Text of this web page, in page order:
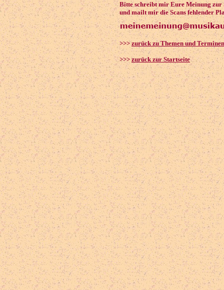
Bitte schreibt mir Eure Meinung zur
und mailt mir die Scans fehlender
>>>zurück zu Themen und Terminen
>>> zurück zur Startseite